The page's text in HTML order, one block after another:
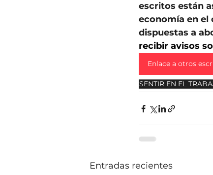
escritos están
economía en
dispuestas a
recibir avisos
Enlace a otros
SENTIR EN EL
Entradas recientes